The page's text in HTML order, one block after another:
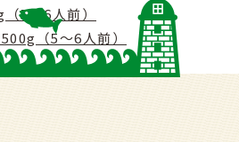
5〜6人前）
（5〜6人前）